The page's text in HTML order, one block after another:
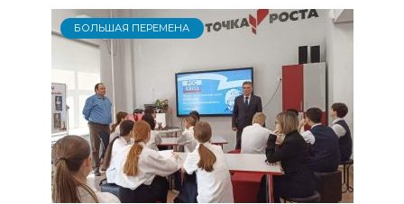
БОЛЬШАЯ ПЕРЕМЕНА